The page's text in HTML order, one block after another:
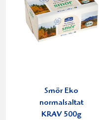
Smör Eko
normalsaltat
KRAV 500g